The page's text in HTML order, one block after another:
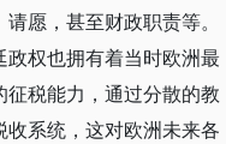
愿，甚至财政职责等。
权也拥有着当时欧洲最
税能力，通过分散的教
系统，这对欧洲未来各